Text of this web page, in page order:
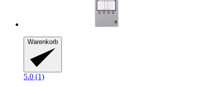
Warenkorb
5.0 (1)